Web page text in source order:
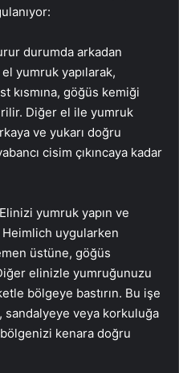
durumda arkadan
yumruk yapılarak,
kısmına, göğüs kemiği
Diğer el ile yumruk
ve yukarı doğru
cisim çıkıncaya kadar
yumruk yapın ve
Heimlich uygularken
üstüne, göğüs
elinizle yumruğunuzu
bölgeye bastırın. Bu işe
sandalyeye veya korkuluğa
kenara doğru